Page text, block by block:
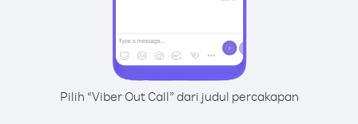
Pilih “Viber Out Call” dari judul percakapan